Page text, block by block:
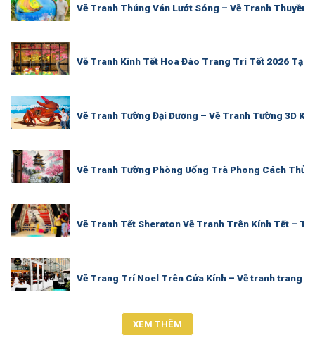
Vẽ Tranh Thúng Ván Lướt Sóng – Vẽ Tranh Thuyền
Vẽ Tranh Kính Tết Hoa Đào Trang Trí Tết 2026 Tại
Vẽ Tranh Tường Đại Dương – Vẽ Tranh Tường 3D
Vẽ Tranh Tường Phòng Uống Trà Phong Cách
Vẽ Tranh Tết Sheraton Vẽ Tranh Trên Kính Tết –
Vẽ Trang Trí Noel Trên Cửa Kính – Vẽ tranh trang
XEM THÊM